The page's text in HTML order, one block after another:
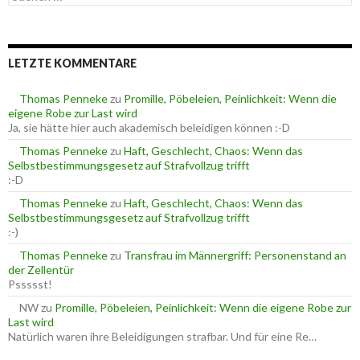
o
n
u
e
n
c
h
:
LETZTE KOMMENTARE
Thomas Pennekezu Promille, Pöbeleien, Peinlichkeit: Wenn die
eigene Robe zur Last wird
Ja, sie hätte hier auch akademisch beleidigen können :-D
Thomas Pennekezu Haft, Geschlecht, Chaos: Wenn das
Selbstbestimmungsgesetz auf Strafvollzug trifft
:-D
Thomas Pennekezu Haft, Geschlecht, Chaos: Wenn das
Selbstbestimmungsgesetz auf Strafvollzug trifft
:-)
Thomas Pennekezu Transfrau im Männergriff: Personenstand an
der Zellentür
Pssssst!
NWzu Promille, Pöbeleien, Peinlichkeit: Wenn die eigene Robe zur
Last wird
Natürlich waren ihre Beleidigungen strafbar. Und für eine Re…